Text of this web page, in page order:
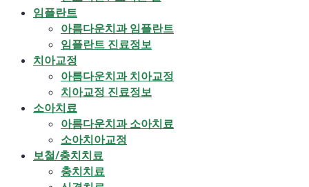
임플란트
아름다운치과 임플란트
임플란트 진료정보
치아교정
아름다운치과 치아교정
치아교정 진료정보
소아치료
아름다운치과 소아치료
소아치아교정
보철/충치치료
충치치료